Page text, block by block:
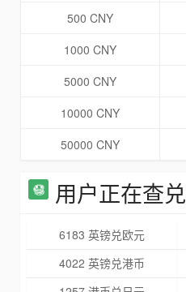
500 CNY
1000 CNY
5000 CNY
10000 CNY
50000 CNY
用户正在查兑
6183 英镑兑欧元
4022 英镑兑港币